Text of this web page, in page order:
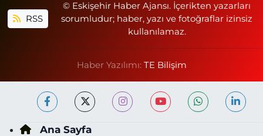
RSS
© Eskişehir Haber Ajansı. İçerikten yazarları
sorumludur; haber, yazı ve fotoğraflar izinsiz
kullanılamaz.
Haber Yazılımı: TE Bilişim
Ana Sayfa